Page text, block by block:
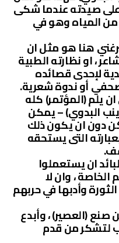
صيدته عندما شكى
من المياه وهو في
هنا هو مثل ان
، او نظارته الطبية
لإحدى قصائده
أو ندوة شعرية.
يلم (المؤتمر) كله
البدوي) – يمكن
دون ان يكون ذلك
التى يستحقه
ان يستعملوا
الخاصة ، وان لا
وأدبها في حربهم
(العصير) ، وأبدع
لتشكر من قدم